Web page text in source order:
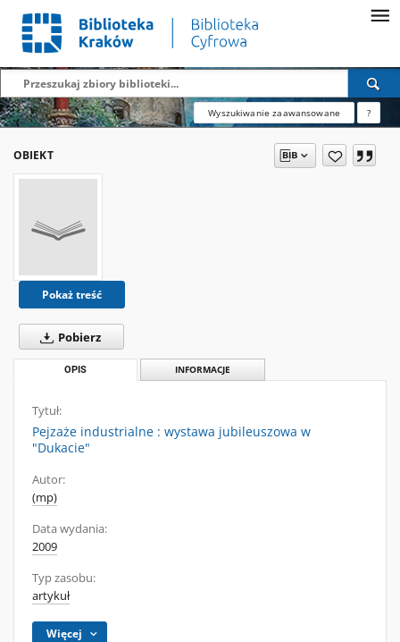
Wyszukiwanie zaawansowane ?
OBIEKT
Pokaż treść
Pobierz
OPIS INFORMACJE
Tytuł:
Pejzaże industrialne : wystawa jubileuszowa w
"Dukacie"
Autor:
(mp)
Data wydania:
2009
Typ zasobu:
artykuł
Więcej